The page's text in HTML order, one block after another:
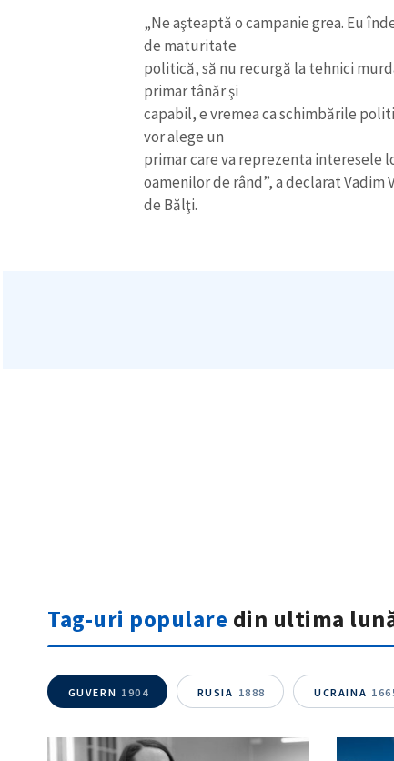
„Ne aşteaptă o campanie grea. Eu
de maturitate
politică, să nu recurgă la tehnici
primar tânăr şi
capabil, e vremea ca schimbările
vor alege un
primar care va reprezenta interesele
oamenilor de rând”, a declarat
de Bălţi.
Tag-uri populare din ultima
GUVERN 1904 RUSIA 1888 UCRAINA
Link media